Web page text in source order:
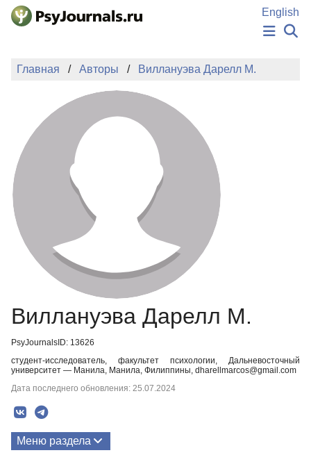
Перейти к основному содержанию
English
НОВОСТИ
АВТОРЫ
ПОДАТЬ РУКОПИСЬ
БАЗА ЗНАНИЙ
КЛЮЧЕВЫЕ СЛОВА
Регистрация
Главная Авторы Виллануэва Дарелл М.
Виллануэва Дарелл М.
PsyJournalsID: 13626
студент-исследователь, факультет психологии, Дальневосточный
университет — Манила, Манила, Филиппины, dharellmarcos@gmail.com
Дата последнего обновления: 25.07.2024
Меню раздела